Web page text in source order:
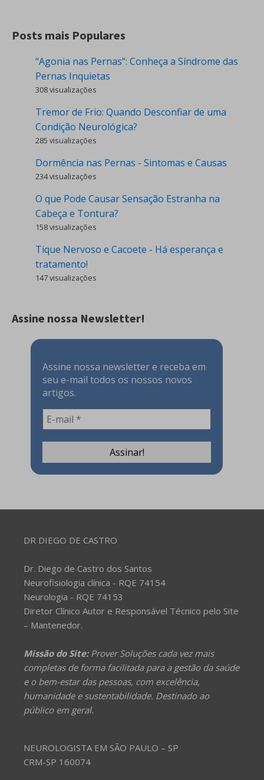
Posts mais Populares
“Agonia nas Pernas”: Conheça a Síndrome das
Pernas Inquietas
308 visualizações
Tremor de Frio: Quando Desconfiar de uma
Condição Neurológica?
285 visualizações
Dormência nas Pernas - Sintomas e Causas
234 visualizações
O que Pode Causar Sensação Estranha na
Cabeça e Tontura?
158 visualizações
Tique Nervoso e Cacoete - Há esperança e
tratamento!
147 visualizações
Assine nossa Newsletter!
Assine nossa newsletter e receba em
seu e-mail todos os nossos novos
artigos.
DR DIEGO DE CASTRO
Dr. Diego de Castro dos Santos
Neurofisiologia clínica - RQE 74154
Neurologia - RQE 74153
Diretor Clínico Autor e Responsável Técnico pelo Site
– Mantenedor.
Missão do Site:Prover Soluções cada vez mais
completas de forma facilitada para a gestão da saúde
e o bem-estar das pessoas, com excelência,
humanidade e sustentabilidade. Destinado ao
público em geral.
NEUROLOGISTA EM SÃO PAULO – SP
CRM-SP 160074